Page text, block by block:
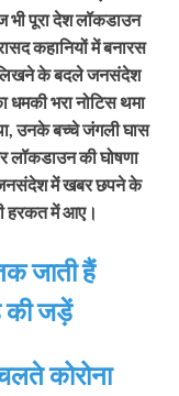
पूरा देश लॉकडाउन
कहानियों में बनारस
लिखने के बदले जनसंदेश
धमकी भरा नोटिस थमा
उनके बच्‍चे जंगली घास
लॉकडाउन की घोषणा
जनसंदेश में खबर छपने के
हरकत में आए।
जाती हैं
की जड़ें
कोरोना